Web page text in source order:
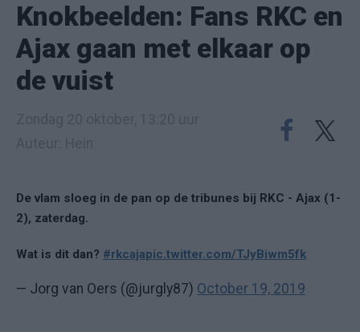
Knokbeelden: Fans RKC en
Ajax gaan met elkaar op
de vuist
De vlam sloeg in de pan op de tribunes bij RKC - Ajax (1-
2), zaterdag.
Wat is dit dan? #rkcajapic.twitter.com/TJyBiwm5fk
— Jorg van Oers (@jurgly87) October 19, 2019